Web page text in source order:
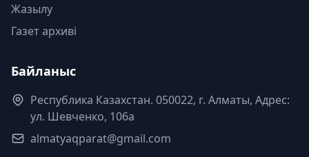
Жазылу
Газет архиві
Байланыс
Республика Казахстан. 050022, г. Алматы, Адрес:
ул. Шевченко, 106а
almatyaqparat@gmail.com